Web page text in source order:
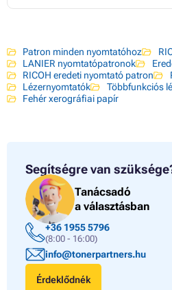
Patron minden nyomtatóhoz
LANIER nyomtatópatronok
RICOH eredeti nyomtató patron
Lézernyomtatók
Többfunkciós
Fehér xerográfiai papír
Segítségre van
Tanácsadó
a választásban
+36 1955 5796
(8:00 - 16:00)
info@tonerpartners.hu
Érdeklődnék